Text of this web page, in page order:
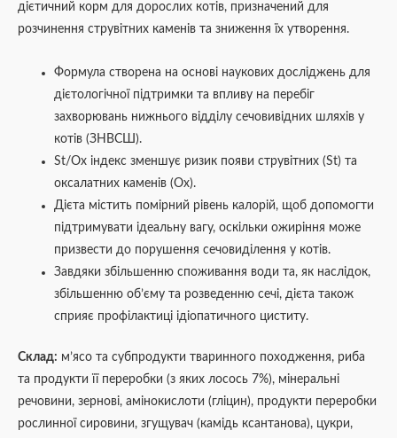
дієтичний корм для дорослих котів, призначений для
розчинення струвітних каменів та зниження їх утворення.
Формула створена на основі наукових досліджень для
дієтологічної підтримки та впливу на перебіг
захворювань нижнього відділу сечовивідних шляхів у
котів (ЗНВСШ).
St/Ох індекс зменшує ризик появи струвітних (St) та
оксалатних каменів (Ох).
Дієта містить помірний рівень калорій, щоб допомогти
підтримувати ідеальну вагу, оскільки ожиріння може
призвести до порушення сечовиділення у котів.
Завдяки збільшенню споживання води та, як наслідок,
збільшенню об’єму та розведенню сечі, дієта також
сприяє профілактиці ідіопатичного циститу.
Склад: м’ясо та субпродукти тваринного походження, риба
та продукти її переробки (з яких лосось 7%), мінеральні
речовини, зернові, амінокислоти (гліцин), продукти переробки
рослинної сировини, згущувач (камідь ксантанова), цукри,